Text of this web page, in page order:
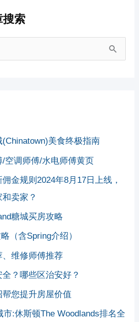
搜索
美食终极指南
空调师傅/水电师傅黄页
金规则2024年8月17日上线，
卖家？
糖城买房攻略
（含Spring介绍）
维修师傅推荐
？哪些区治安好？
帮您提升房屋价值
市:休斯顿The Woodlands排名全